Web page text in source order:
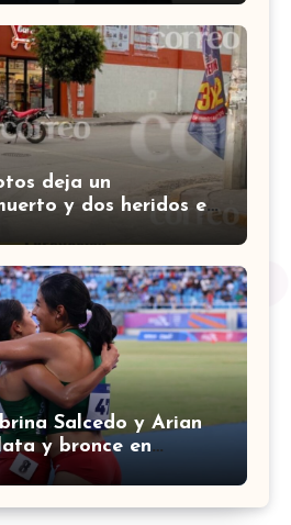
deja un
y dos heridos en
en León
Salcedo y Arian
y bronce en
en
2026